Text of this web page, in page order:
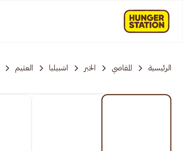
الرئيسية المقاضي الخبر اشبيليا العثيم